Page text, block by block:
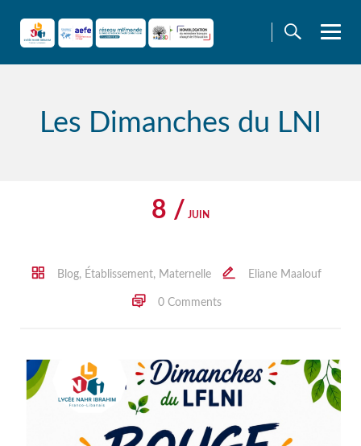
content
Les Dimanches du LNI
8 / JUIN
Blog, Établissement, Maternelle Eliane Maalouf
0 Comments